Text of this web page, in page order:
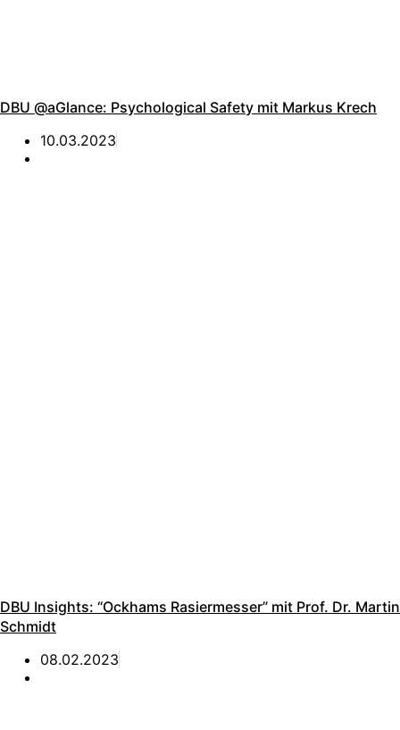
DBU @aGlance: Psychological Safety mit Markus Krech
10.03.2023
DBU Insights: “Ockhams Rasiermesser” mit Prof. Dr. Martin
Schmidt
08.02.2023